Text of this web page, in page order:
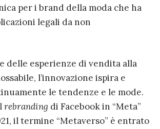
per i brand della moda che ha
legali da non
delle esperienze di vendita alla
l’innovazione ispira e
le tendenze e le mode.
rebranding di Facebook in “Meta”
il termine “Metaverso” è entrato